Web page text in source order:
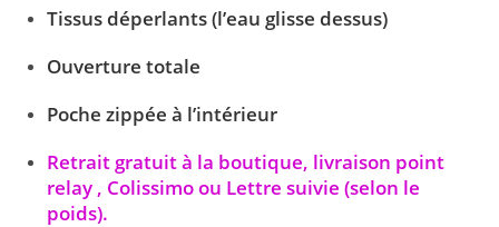
Tissus déperlants (l’eau glisse dessus)
Ouverture totale
Poche zippée à l’intérieur
Retrait gratuit à la boutique, livraison point
relay , Colissimo ou Lettre suivie (selon le
poids).